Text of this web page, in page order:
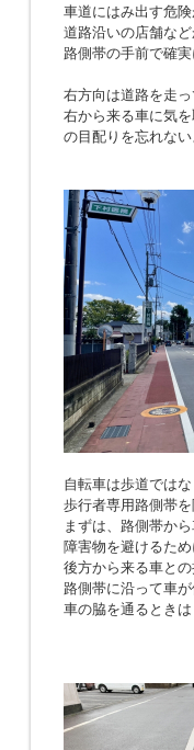
車道にはみ出す危
道路沿いの店舗な
路側帯の手前で確
右方向は道路を走
右から来る車に気
の目配りを忘れない
自転車は歩道では
歩行者専用路側帯
まずは、路側帯か
障害物を避けるた
後方から来る車と
路側帯に沿って車
車の脇を通るとき